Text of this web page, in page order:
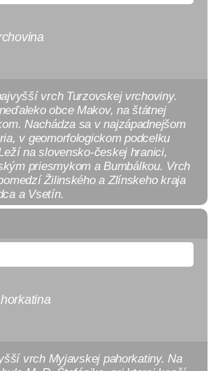
vrch Turzovskej vrchoviny.
obce Makov, na štátnej
Nachádza sa v najzápadnejšom
v geomorfologickom podcelku
na slovensko-českej hranici,
priesmykom a Bumbálkou. Vrch
Žilinského a Zlínskeho kraja
a Vsetín.
vrch Myjavskej pahorkatiny. Na